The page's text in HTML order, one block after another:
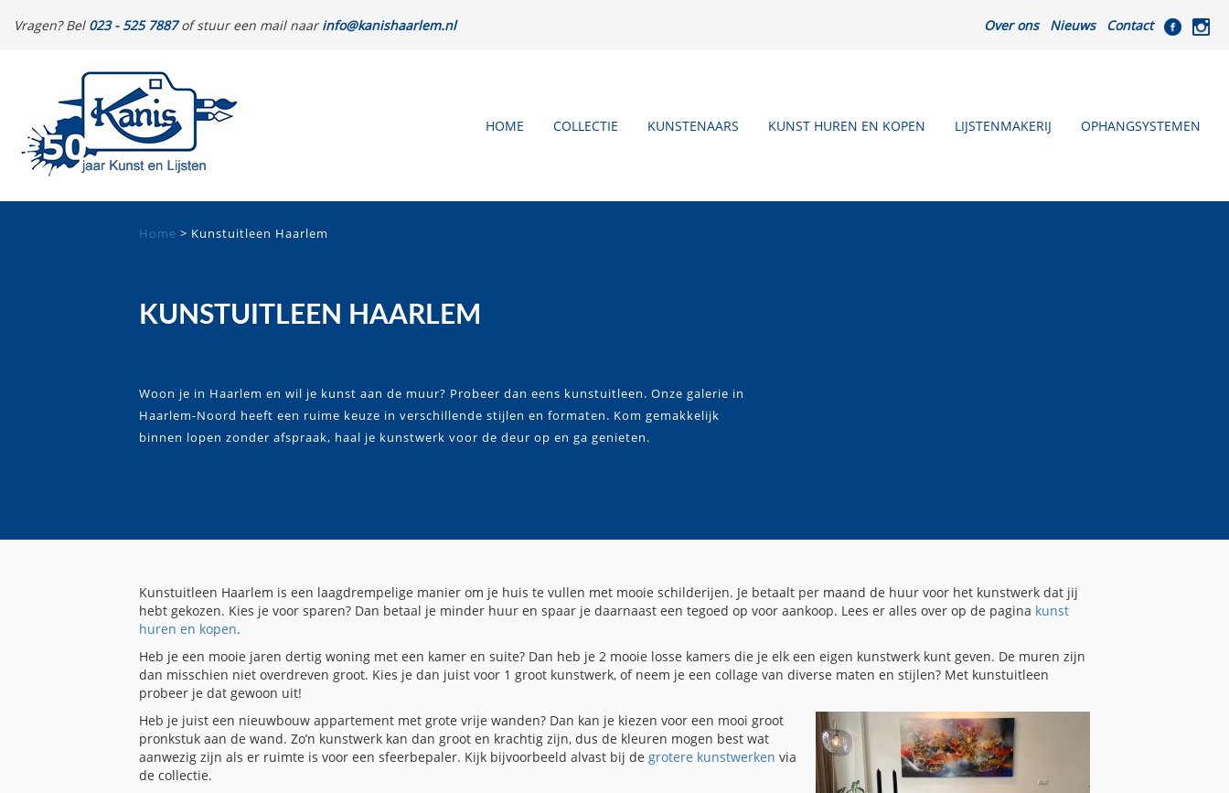
Vragen? Bel 023 - 525 7887of stuur een mail naarinfo@kanishaarlem.nl Over ons Nieuws Contact
HOME COLLECTIE KUNSTENAARS KUNST HUREN EN KOPEN LIJSTENMAKERIJ OPHANGSYSTEMEN
Home > Kunstuitleen Haarlem
KUNSTUITLEEN HAARLEM
Woon je in Haarlem en wil je kunst aan de muur? Probeer dan eens kunstuitleen. Onze galerie in
Haarlem-Noord heeft een ruime keuze in verschillende stijlen en formaten. Kom gemakkelijk
binnen lopen zonder afspraak, haal je kunstwerk voor de deur op en ga genieten.
Kunstuitleen Haarlem is een laagdrempelige manier om je huis te vullen met mooie schilderijen. Je betaalt per maand de huur voor het kunstwerk dat jij
hebt gekozen. Kies je voor sparen? Dan betaal je minder huur en spaar je daarnaast een tegoed op voor aankoop. Lees er alles over op de pagina kunst
huren en kopen.
Heb je een mooie jaren dertig woning met een kamer en suite? Dan heb je 2 mooie losse kamers die je elk een eigen kunstwerk kunt geven. De muren zijn
dan misschien niet overdreven groot. Kies je dan juist voor 1 groot kunstwerk, of neem je een collage van diverse maten en stijlen? Met kunstuitleen
probeer je dat gewoon uit!
Heb je juist een nieuwbouw appartement met grote vrije wanden? Dan kan je kiezen voor een mooi groot
pronkstuk aan de wand. Zo’n kunstwerk kan dan groot en krachtig zijn, dus de kleuren mogen best wat
aanwezig zijn als er ruimte is voor een sfeerbepaler. Kijk bijvoorbeeld alvast bij de grotere kunstwerken via
de collectie.